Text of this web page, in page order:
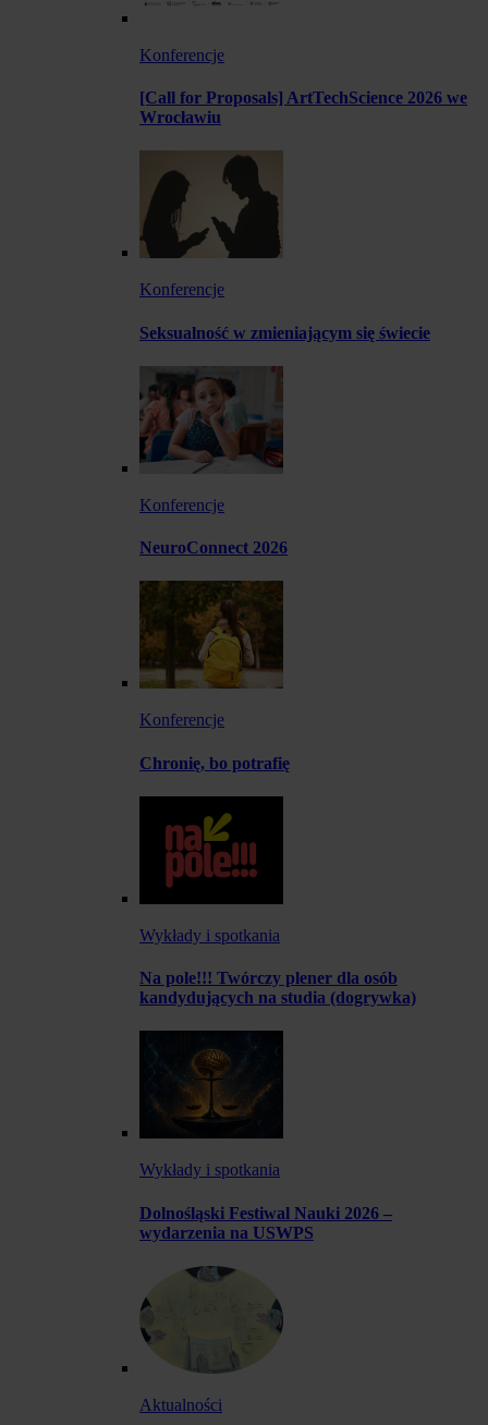
Konferencje
[Call for Proposals] ArtTechScience 2026 we
Wrocławiu
Konferencje
Seksualność w zmieniającym się świecie
Konferencje
NeuroConnect 2026
Konferencje
Chronię, bo potrafię
Wykłady i spotkania
Na pole!!! Twórczy plener dla osób
kandydujących na studia (dogrywka)
Wykłady i spotkania
Dolnośląski Festiwal Nauki 2026 –
wydarzenia na USWPS
Aktualności